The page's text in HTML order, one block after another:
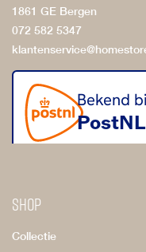
1861 GE Bergen
072 582 5347
Shop
Collectie